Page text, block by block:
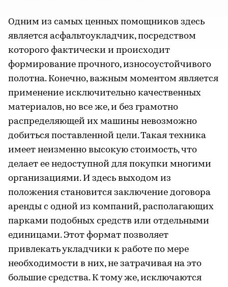
Одним из самых ценных помощников здесь
является асфальтоукладчик, посредством
которого фактически и происходит
формирование прочного, износоустойчивого
полотна. Конечно, важным моментом является
применение исключительно качественных
материалов, но все же, и без грамотно
распределяющей их машины невозможно
добиться поставленной цели. Такая техника
имеет неизменно высокую стоимость, что
делает ее недоступной для покупки многими
организациями. И здесь выходом из
положения становится заключение договора
аренды с одной из компаний, располагающих
парками подобных средств или отдельными
единицами. Этот формат позволяет
привлекать укладчики к работе по мере
необходимости в них, не затрачивая на это
большие средства. К тому же, исключаются